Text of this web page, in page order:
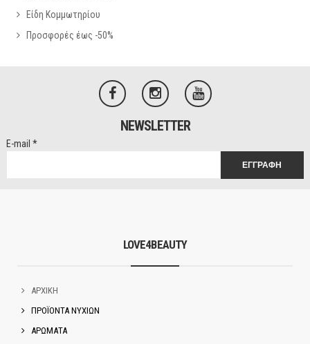
Είδη Κομμωτηρίου
Προσφορές έως -50%
NEWSLETTER
E-mail *
LOVE4BEAUTY
ΑΡΧΙΚΗ
ΠΡΟΪΟΝΤΑ ΝΥΧΙΩΝ
ΑΡΩΜΑΤΑ